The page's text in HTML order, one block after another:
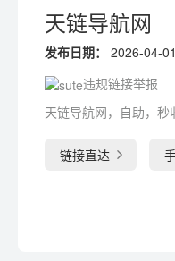
天链导航网
发布日期：
2026-04-
违规链接举报
天链导航网，自助，秒
链接直达